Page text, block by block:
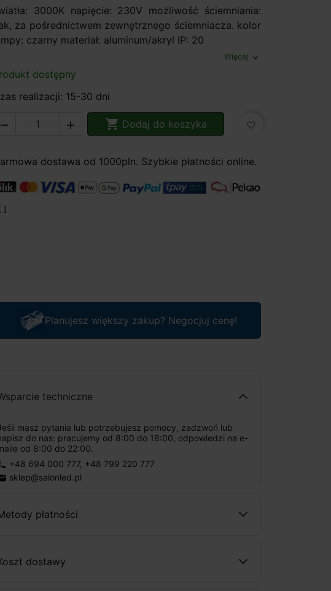
3000K napięcie: 230V możliwość ściemniania:
za pośrednictwem zewnętrznego ściemniacza. kolor
czarny materiał: aluminum/akryl IP: 20
Więcej expand_more
dostępny
realizacji: 15-30 dni
   Dodaj do koszyka favorite_border
dostawa od 1000pln. Szybkie płatności online.
Planujesz większy zakup? Negocjuj cenę!
techniczne
masz pytania lub potrzebujesz pomocy, zadzwoń lub
do nas: pracujemy od 8:00 do 18:00, odpowiedzi na e-
od 8:00 do 22:00.
+48 694 000 777, +48 799 220 777
sklep@salonled.pl
płatności
dostawy